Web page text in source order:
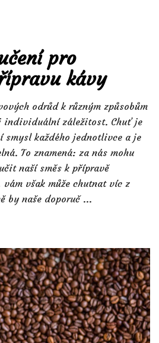
pro
kávy
odrůd k různým způsobům
individuální záležitost. Chuť je
každého jednotlivce a je
To znamená: za nás mohu
naší směs k přípravě
však může chutnat víc z
by naše doporuč ...